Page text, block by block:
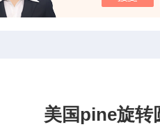
产品中心 美国PINE旋转圆
美国pine旋转